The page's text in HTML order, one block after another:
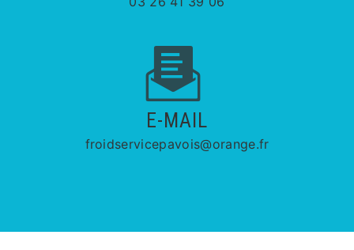
E-MAIL
froidservicepavois@orange.fr